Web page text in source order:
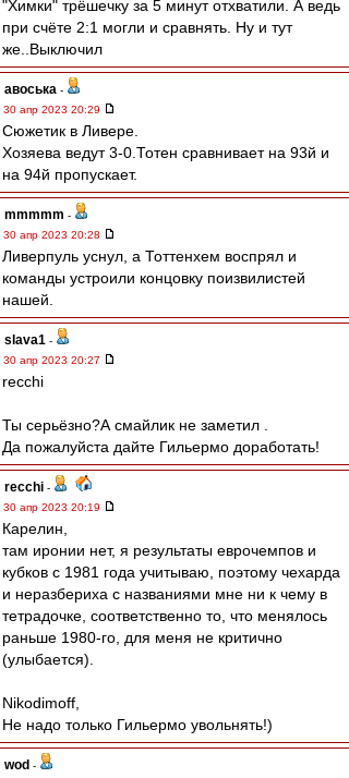
"Химки" трёшечку за 5 минут отхватили. А ведь
при счёте 2:1 могли и сравнять. Ну и тут
же..Выключил
авоська -
30 апр 2023 20:29
Сюжетик в Ливере.
Хозяева ведут 3-0.Тотен сравнивает на 93й и
на 94й пропускает.
mmmmm -
30 апр 2023 20:28
Ливерпуль уснул, а Тоттенхем воспрял и
команды устроили концовку поизвилистей
нашей.
slava1 -
30 апр 2023 20:27
recchi
Ты серьёзно?А смайлик не заметил .
Да пожалуйста дайте Гильермо доработать!
recchi -
30 апр 2023 20:19
Карелин,
там иронии нет, я результаты еврочемпов и
кубков с 1981 года учитываю, поэтому чехарда
и неразбериха с названиями мне ни к чему в
тетрадочке, соответственно то, что менялось
раньше 1980-го, для меня не критично
(улыбается).
Nikodimoff,
Не надо только Гильермо увольнять!)
wod -